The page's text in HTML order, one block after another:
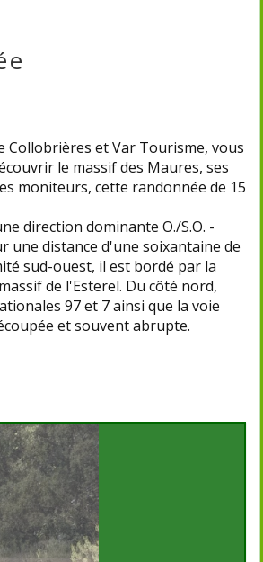
Collobrières et Var Tourisme, vous
le massif des Maures, ses
moniteurs, cette randonnée de 15
direction dominante O./S.O. -
une distance d'une soixantaine de
sud-ouest, il est bordé par la
de l'Esterel. Du côté nord,
97 et 7 ainsi que la voie
et souvent abrupte.